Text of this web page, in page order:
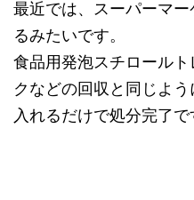
最近では、スーパーマ
るみたいです。
食品用発泡スチロール
クなどの回収と同じよ
入れるだけで処分完了で